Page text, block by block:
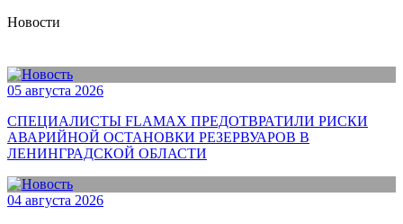
Новости
05 августа 2026
СПЕЦИАЛИСТЫ FLAMAX ПРЕДОТВРАТИЛИ РИСКИ
АВАРИЙНОЙ ОСТАНОВКИ РЕЗЕРВУАРОВ В
ЛЕНИНГРАДСКОЙ ОБЛАСТИ
04 августа 2026